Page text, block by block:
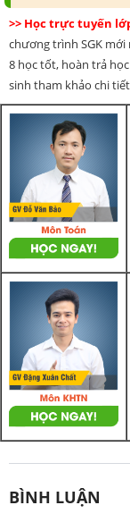
>> Học trực tuyến
chương trình SGK mới
8 học tốt, hoàn trả
sinh tham khảo chi
BÌNH LUẬN